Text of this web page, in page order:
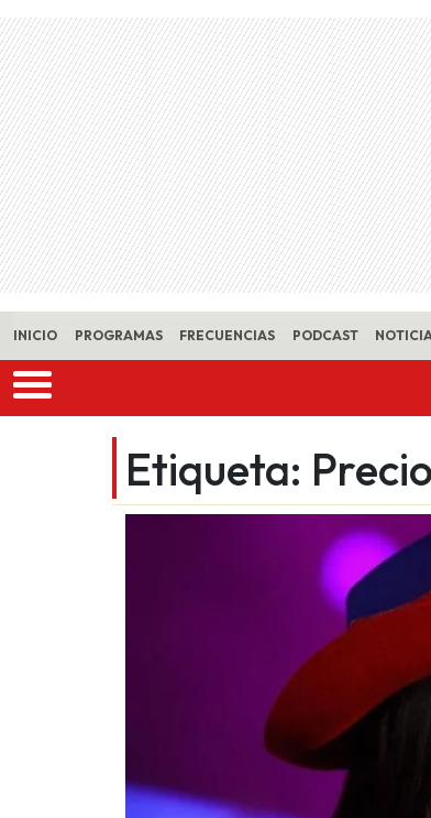
Skip to main content
INICIO PROGRAMAS FRECUENCIAS PODCAST
Etiqueta: